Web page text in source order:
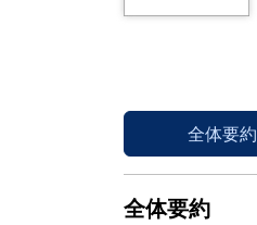
全体要約
全体要約